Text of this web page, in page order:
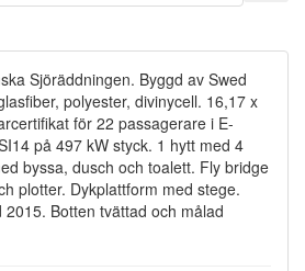
Sjöräddningen. Byggd av Swed
polyester, divinycell. 16,17 x
för 22 passagerare i E-
på 497 kW styck. 1 hytt med 4
byssa, dusch och toalett. Fly bridge
plotter. Dykplattform med stege.
Botten tvättad och målad